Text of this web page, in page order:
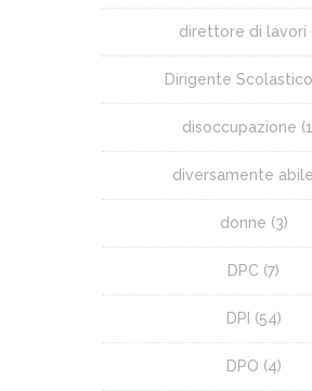
direttore di lavori
Dirigente Scolastico
disoccupazione
diversamente abile
donne (3)
DPC (7)
DPI (54)
DPO (4)